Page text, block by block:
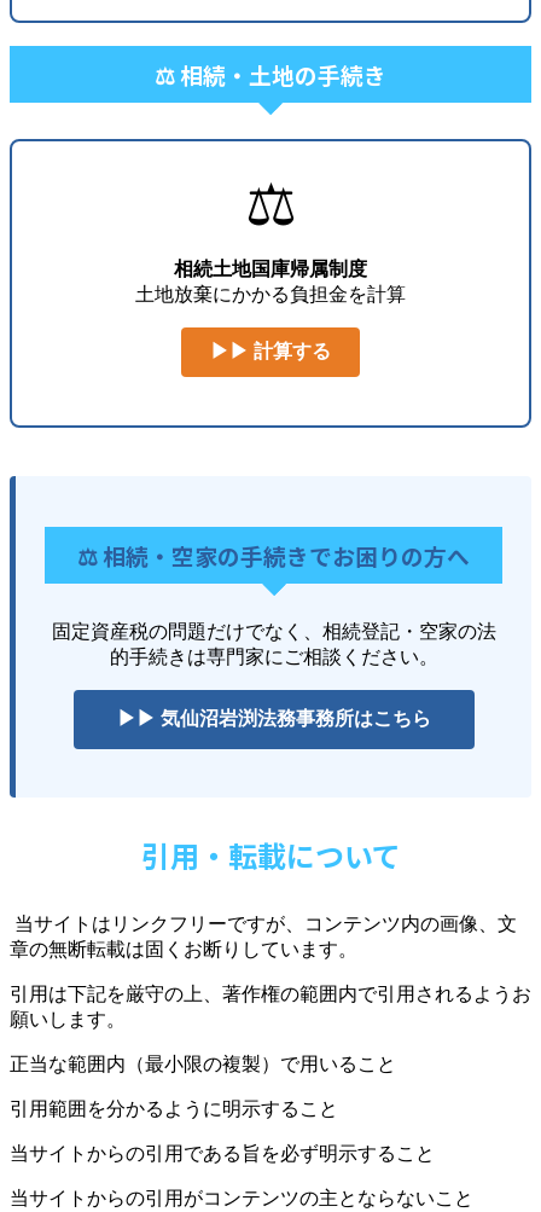
⚖️ 相続・土地の手続き
⚖️
相続土地国庫帰属制度
土地放棄にかかる負担金を計算
▶▶ 計算する
⚖️ 相続・空家の手続きでお困りの方へ
固定資産税の問題だけでなく、相続登記・空家の法
的手続きは専門家にご相談ください。
▶▶ 気仙沼岩渕法務事務所はこちら
引用・転載について
当サイトはリンクフリーですが、コンテンツ内の画像、文
章の無断転載は固くお断りしています。
引用は下記を厳守の上、著作権の範囲内で引用されるようお
願いします。
正当な範囲内（最小限の複製）で用いること
引用範囲を分かるように明示すること
当サイトからの引用である旨を必ず明示すること
当サイトからの引用がコンテンツの主とならないこと